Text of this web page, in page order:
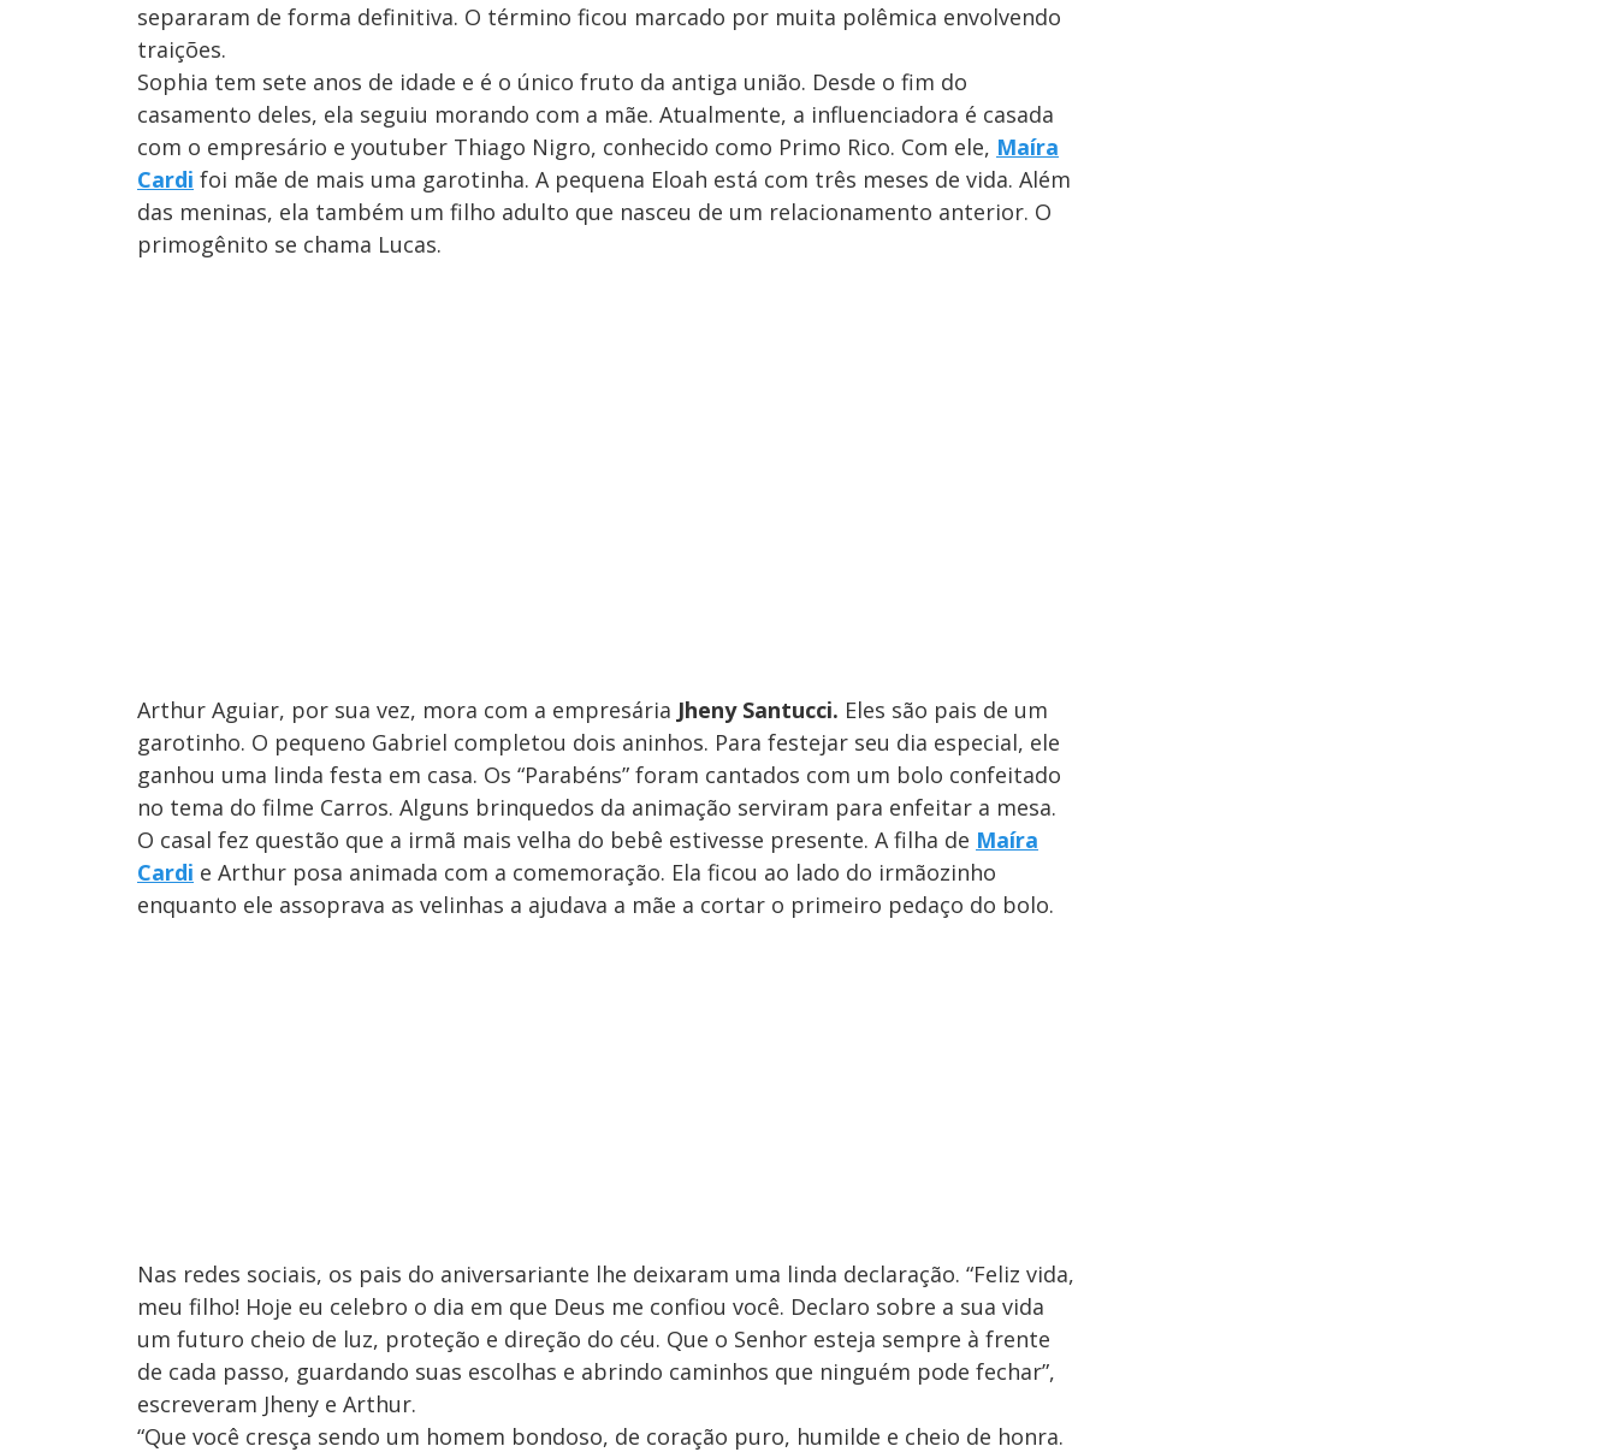
separaram de forma definitiva. O término ficou marcado por muita polêmica envolvendo
traições.
Sophia tem sete anos de idade e é o único fruto da antiga união. Desde o fim do
casamento deles, ela seguiu morando com a mãe. Atualmente, a influenciadora é casada
com o empresário e youtuber Thiago Nigro, conhecido como Primo Rico. Com ele, Maíra
Cardi foi mãe de mais uma garotinha. A pequena Eloah está com três meses de vida. Além
das meninas, ela também um filho adulto que nasceu de um relacionamento anterior. O
primogênito se chama Lucas.
Arthur Aguiar, por sua vez, mora com a empresária Jheny Santucci. Eles são pais de um
garotinho. O pequeno Gabriel completou dois aninhos. Para festejar seu dia especial, ele
ganhou uma linda festa em casa. Os “Parabéns” foram cantados com um bolo confeitado
no tema do filme Carros. Alguns brinquedos da animação serviram para enfeitar a mesa.
O casal fez questão que a irmã mais velha do bebê estivesse presente. A filha de Maíra
Cardi e Arthur posa animada com a comemoração. Ela ficou ao lado do irmãozinho
enquanto ele assoprava as velinhas a ajudava a mãe a cortar o primeiro pedaço do bolo.
Nas redes sociais, os pais do aniversariante lhe deixaram uma linda declaração. “Feliz vida,
meu filho! Hoje eu celebro o dia em que Deus me confiou você. Declaro sobre a sua vida
um futuro cheio de luz, proteção e direção do céu. Que o Senhor esteja sempre à frente
de cada passo, guardando suas escolhas e abrindo caminhos que ninguém pode fechar”,
escreveram Jheny e Arthur.
“Que você cresça sendo um homem bondoso, de coração puro, humilde e cheio de honra.